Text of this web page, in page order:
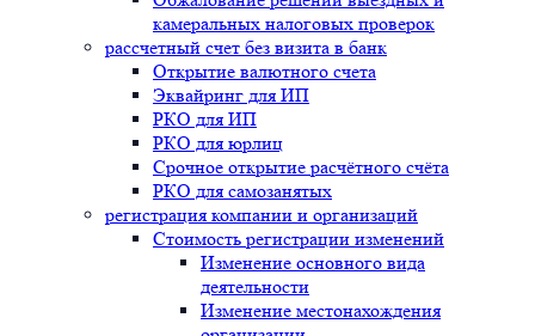
камеральных налоговых проверок
рассчетный счет без визита в банк
Открытие валютного счета
Эквайринг для ИП
РКО для ИП
РКО для юрлиц
Срочное открытие расчётного счёта
РКО для самозанятых
регистрация компании и организаций
Стоимость регистрации изменений
Изменение основного вида
деятельности
Изменение местонахождения